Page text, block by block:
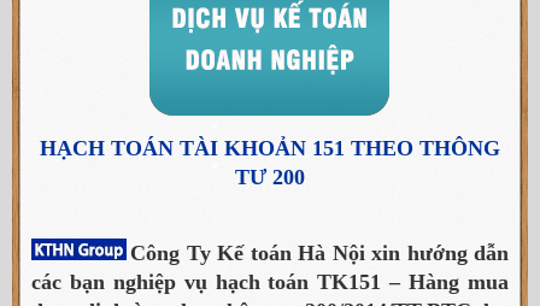
HẠCH TOÁN TÀI KHOẢN 151 THEO THÔNG
TƯ 200
Công Ty Kế toán Hà Nội xin hướng dẫn
các bạn nghiệp vụ hạch toán TK151 – Hàng mua